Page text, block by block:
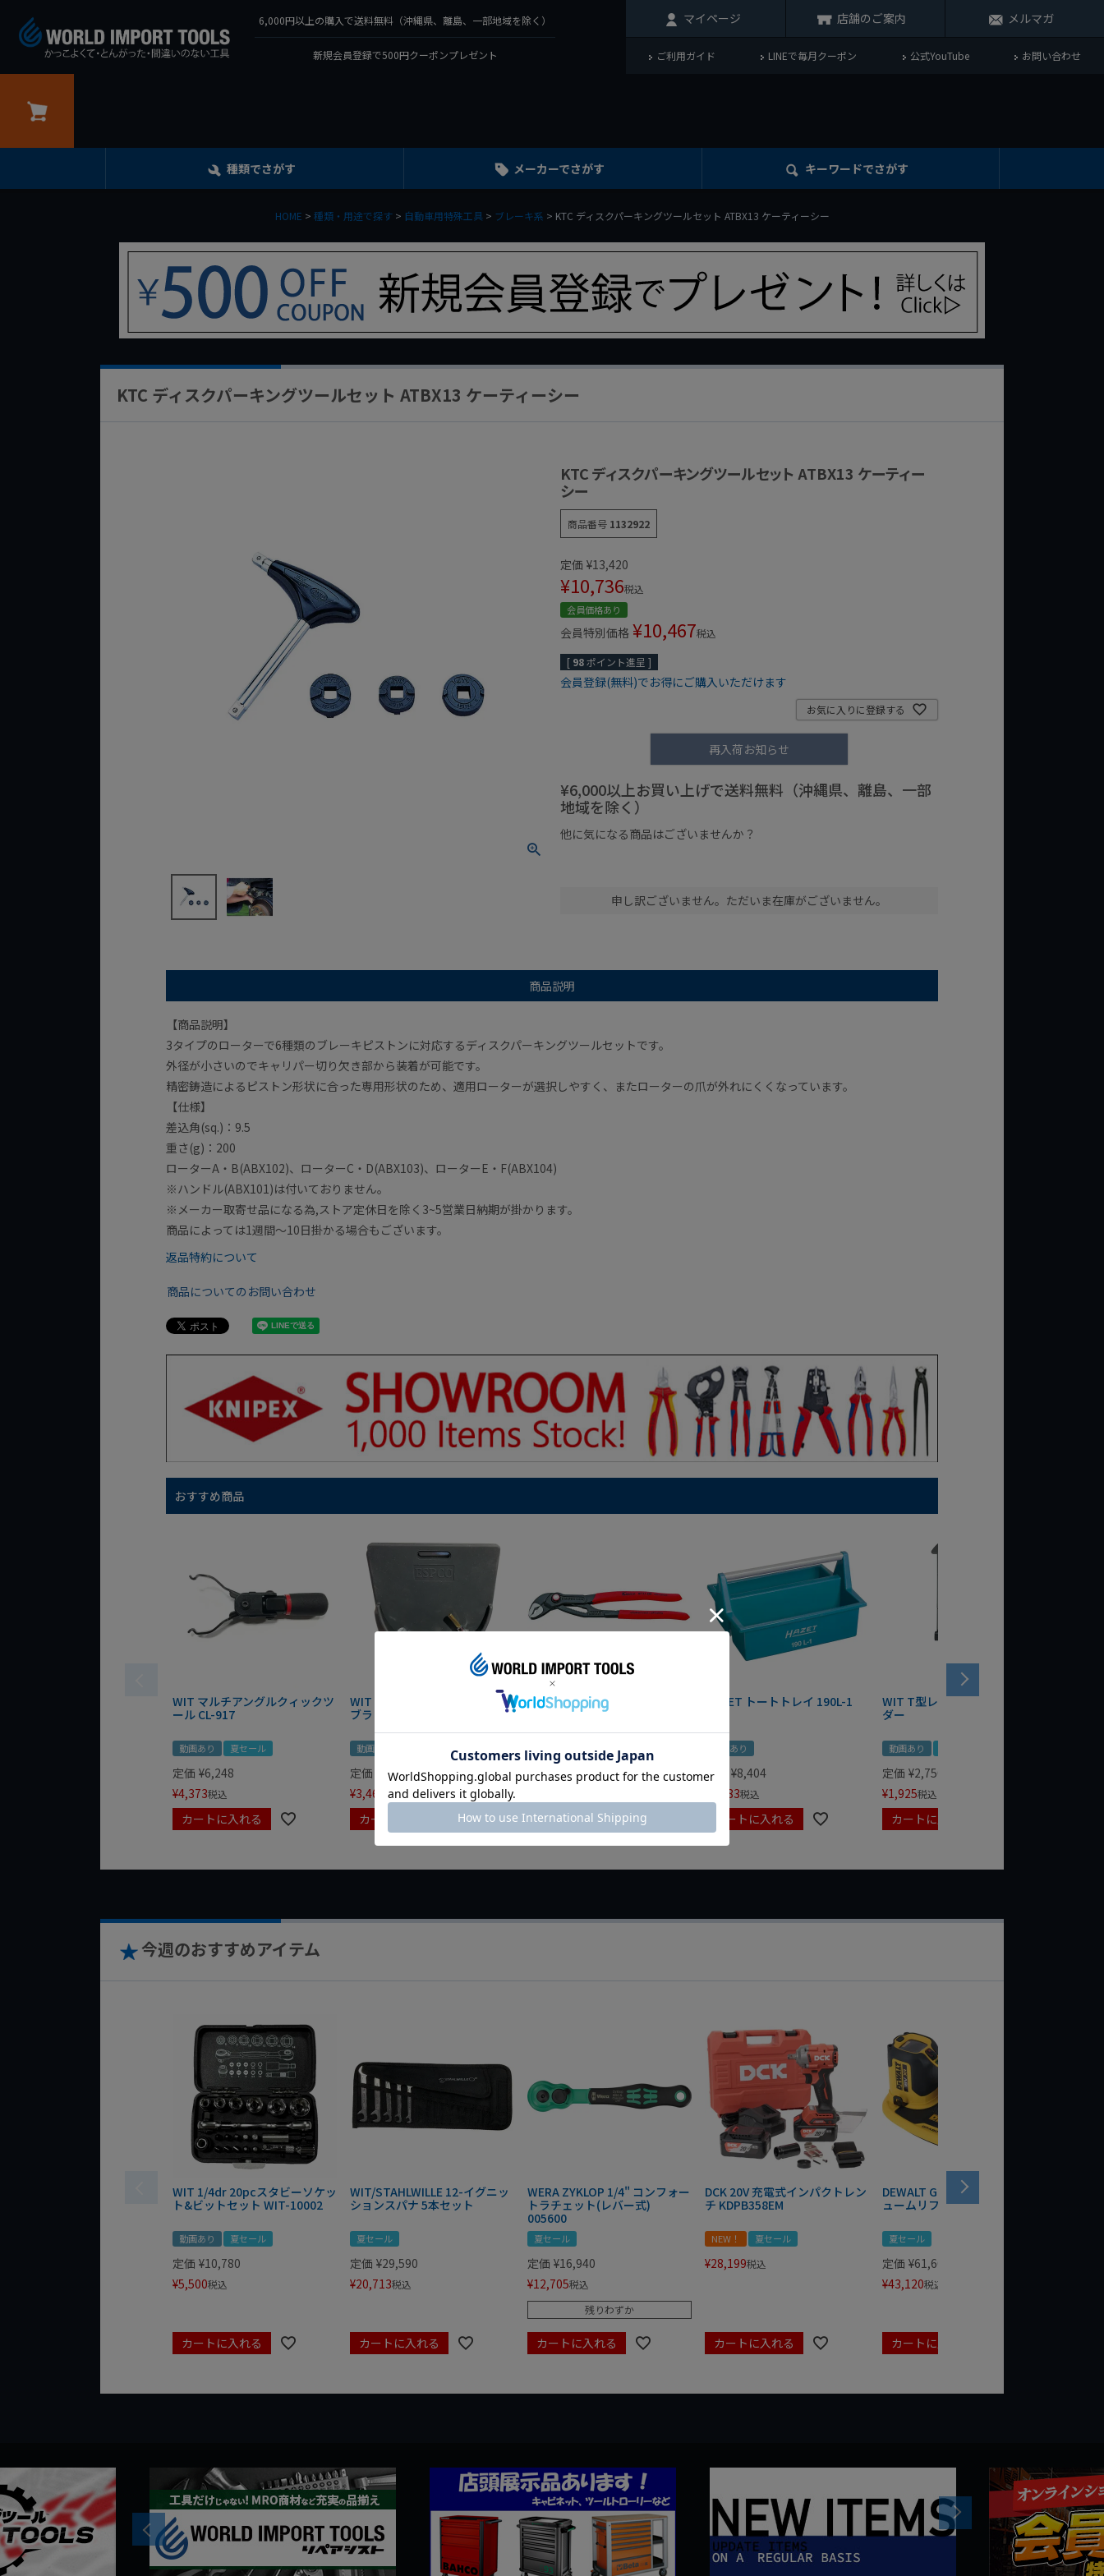
6,000円以上の購入で送料無料（沖縄県、離島、一部地域を除く）
新規会員登録で500円クーポンプレゼント
マイページ 店舗のご案内 メルマガ
ご利用ガイド LINEで毎月クーポン 公式YouTube お問い合わせ
種類でさがす メーカーでさがす キーワードでさがす
HOME 種類・用途で探す 自動車用特殊工具 ブレーキ系 KTC ディスクパーキングツールセット ATBX13 ケーティーシー
KTC ディスクパーキングツールセット ATBX13 ケーティーシー
KTC ディスクパーキングツールセット ATBX13 ケーティー
シー
商品番号 1132922
定価 ¥13,420
¥10,736税込
会員価格あり
会員特別価格 ¥10,467税込
[ 98ポイント進呈 ]
会員登録(無料)でお得にご購入いただけます
お気に入りに登録する
再入荷お知らせ
¥6,000以上お買い上げで送料無料（沖縄県、離島、一部
地域を除く）
他に気になる商品はございませんか？
申し訳ございません。ただいま在庫がございません。
商品説明
【商品説明】
3タイプのローターで6種類のブレーキピストンに対応するディスクパーキングツールセットです。
外径が小さいのでキャリパー切り欠き部から装着が可能です。
精密鋳造によるピストン形状に合った専用形状のため、適用ローターが選択しやすく、またローターの爪が外れにくくなっています。
【仕様】
差込角(sq.)：9.5
重さ(g)：200
ローターA・B(ABX102)、ローターC・D(ABX103)、ローターE・F(ABX104)
※ハンドル(ABX101)は付いておりません。
※メーカー取寄せ品になる為,ストア定休日を除く3~5営業日納期が掛かります。
商品によっては1週間～10日掛かる場合もございます。
返品特約について
商品についてのお問い合わせ
おすすめ商品
WIT マルチアングルクィックツ
ール CL-917
動画あり 夏セール
定価 ¥6,248
¥4,373税込
カートに入れる
WIT マグネットツールマット
ブラック
動画あり
定価
0
¥3,465 税込
カートに入れる
クニペックス コブラ クイック
セット 8721-250 KNIPEX
動画あり 夏セール
定価 ¥9,350
カートに入れる
HAZET トートトレイ 190L-1
動画あり
定価 ¥8,404
7,983税込
カートに入れる
WIT T型レンチマグネットホル
ダー
動画あり
定価 ¥2,750
¥1,925税込
カートに入れる
今週のおすすめアイテム
WIT 1/4dr 20pcスタビーソケッ
ト&ビットセット WIT-10002
動画あり 夏セール
定価 ¥10,780
¥5,500税込
カートに入れる
WIT/STAHLWILLE 12-イグニッ
ションスパナ 5本セット
夏セール
定価 ¥29,590
¥20,713税込
カートに入れる
WERA ZYKLOP 1/4" コンフォー
トラチェット(レバー式)
005600
夏セール
定価 ¥16,940
¥12,705税込
残りわずか
カートに入れる
DCK 20V 充電式インパクトレン
チ KDPB358EM
NEW！ 夏セール
¥28,199税込
カートに入れる
DEWALT GRABO 18V電動バキ
ュームリフター DCE590N-XJ
夏セール
定価 ¥61,600
¥43,120税込
カートに入れる
Previous
Next